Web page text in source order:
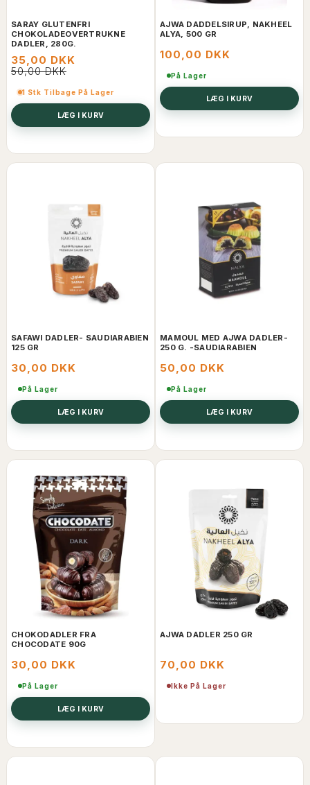
SARAY GLUTENFRI
CHOKOLADEOVERTRUKNE
DADLER, 280G.
35,00 DKK
50,00 DKK
1 Stk Tilbage På Lager
LÆG I KURV
AJWA DADDELSIRUP, NAKHEEL
ALYA, 500 GR
100,00 DKK
På Lager
LÆG I KURV
SAFAWI DADLER- SAUDIARABIEN
125 GR
30,00 DKK
På Lager
LÆG I KURV
MAMOUL MED AJWA DADLER-
250 G. -SAUDIARABIEN
50,00 DKK
På Lager
LÆG I KURV
CHOKODADLER FRA
CHOCODATE 90G
30,00 DKK
På Lager
LÆG I KURV
AJWA DADLER 250 GR
70,00 DKK
Ikke På Lager